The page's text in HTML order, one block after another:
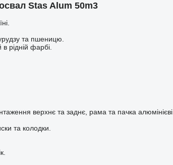
Stas Alum 50m3
та пшеницю.
рідній фарбі.
верхнє та заднє, рама та пачка алюмінієві.
та колодки.